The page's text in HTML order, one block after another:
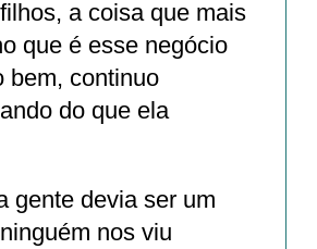
a coisa que mais
que é esse negócio
bem, continuo
do que ela
gente devia ser um
nos viu